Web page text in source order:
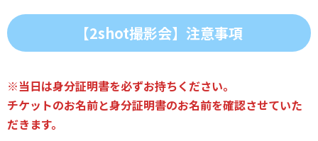
【2shot撮影会】注意事項
※当日は身分証明書を必ずお持ちください。
チケットのお名前と身分証明書のお名前を確認させていた
だきます。